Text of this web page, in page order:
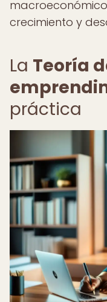
crecimiento y
La Teoría
práctica